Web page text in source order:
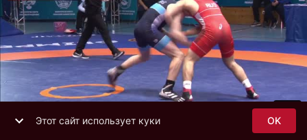
04:57
Этот сайт использует куки OK